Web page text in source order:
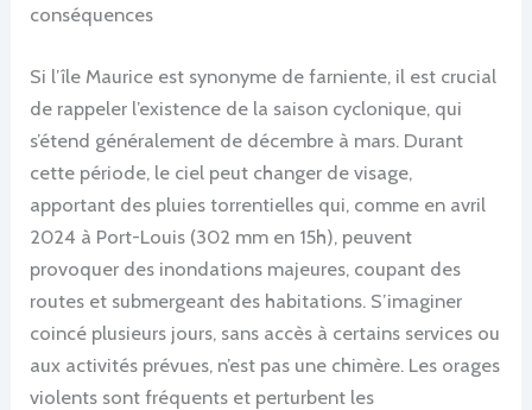
conséquences
Si l’île Maurice est synonyme de farniente, il est crucial
de rappeler l’existence de la saison cyclonique, qui
s’étend généralement de décembre à mars. Durant
cette période, le ciel peut changer de visage,
apportant des pluies torrentielles qui, comme en avril
2024 à Port-Louis (302 mm en 15h), peuvent
provoquer des inondations majeures, coupant des
routes et submergeant des habitations. S’imaginer
coincé plusieurs jours, sans accès à certains services ou
aux activités prévues, n’est pas une chimère. Les orages
violents sont fréquents et perturbent les